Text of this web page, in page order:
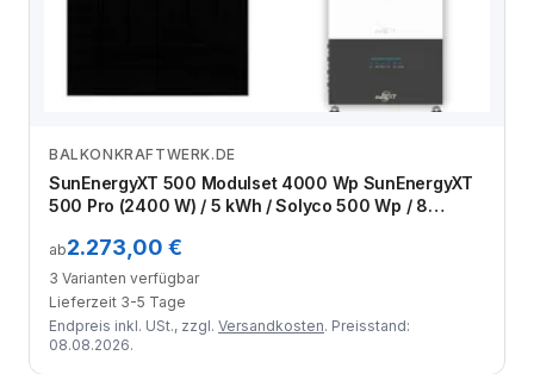
Zum Angebot
BALKONKRAFTWERK.DE
SunEnergyXT 500 Modulset 4000 Wp SunEnergyXT
500 Pro (2400 W) / 5 kWh / Solyco 500 Wp / 8
ab2.273,00 €
3 Varianten verfügbar
Lieferzeit 3-5 Tage
Endpreis inkl. USt., zzgl. Versandkosten. Preisstand:
08.08.2026.